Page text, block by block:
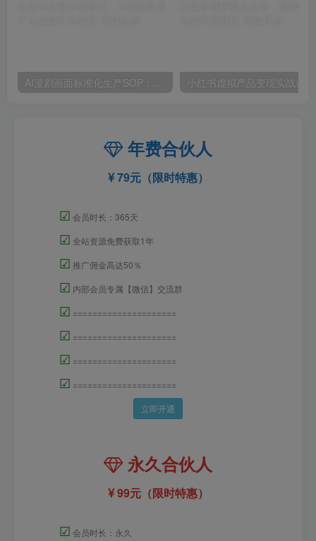
AI漫剧画面标准化生产SOP：网文选本改编分镜设计，人物场景资产生成成片全流程
年费合伙人
79元（限时特惠）
☑ 会员时长：365天
☑ 全站资源免费获取1年
☑ 推广佣金高达50％
☑ 内部会员专属【微信】交流群
☑ =====================
☑ =====================
☑ =====================
☑ =====================
立即开通
永久合伙人
99元（限时特惠）
☑ 会员时长：永久